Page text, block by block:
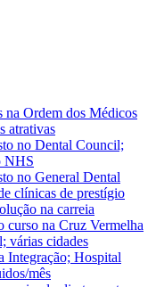
na Ordem dos Médicos
atrativas
no Dental Council;
NHS
no General Dental
clínicas de prestígio
na carreia
curso na Cruz Vermelha
várias cidades
Integração; Hospital
mês